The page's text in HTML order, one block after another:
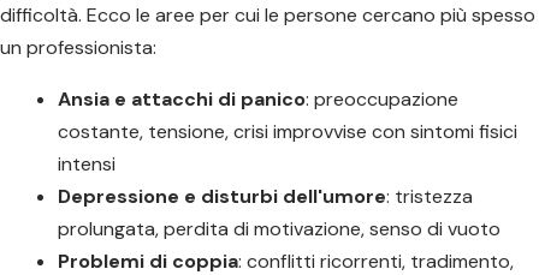
difficoltà. Ecco le aree per cui le persone cercano più spesso
un professionista:
Ansia e attacchi di panico: preoccupazione
costante, tensione, crisi improvvise con sintomi fisici
intensi
Depressione e disturbi dell'umore: tristezza
prolungata, perdita di motivazione, senso di vuoto
Problemi di coppia: conflitti ricorrenti, tradimento,